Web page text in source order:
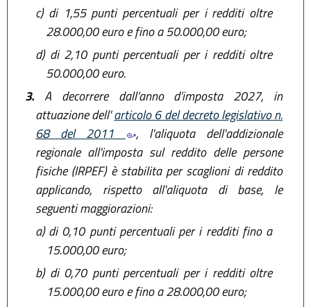
c)di 1,55 punti percentuali per i redditi oltre
28.000,00 euro e fino a 50.000,00 euro;
d)di 2,10 punti percentuali per i redditi oltre
50.000,00 euro.
3.A decorrere dall’anno d’imposta 2027, in
attuazione dell'articolo 6 del decreto legislativo n.
68 del 2011
, l'aliquota dell'addizionale
regionale all'imposta sul reddito delle persone
fisiche (IRPEF) è stabilita per scaglioni di reddito
applicando, rispetto all'aliquota di base, le
seguenti maggiorazioni:
a)di 0,10 punti percentuali per i redditi fino a
15.000,00 euro;
b)di 0,70 punti percentuali per i redditi oltre
15.000,00 euro e fino a 28.000,00 euro;